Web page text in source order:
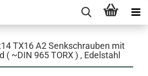
TX16 A2 Senkschrauben mit
( ~DIN 965 TORX ) , Edelstahl